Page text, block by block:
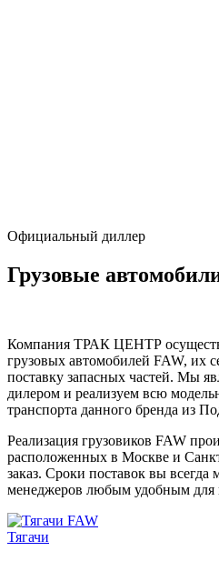
Официальный диллер
Грузовые
Компания ТРАК ЦЕНТР
грузовых автомобилей FAW, их
поставку запасных частей. Мы
дилером и реализуем всю
транспорта данного бренда из
Реализация грузовиков FAW
расположенных в Москве и
заказ. Сроки поставок вы
менеджеров любым удобным для
Тягачи